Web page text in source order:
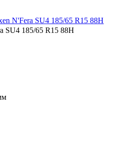
SU4 185/65 R15 88H